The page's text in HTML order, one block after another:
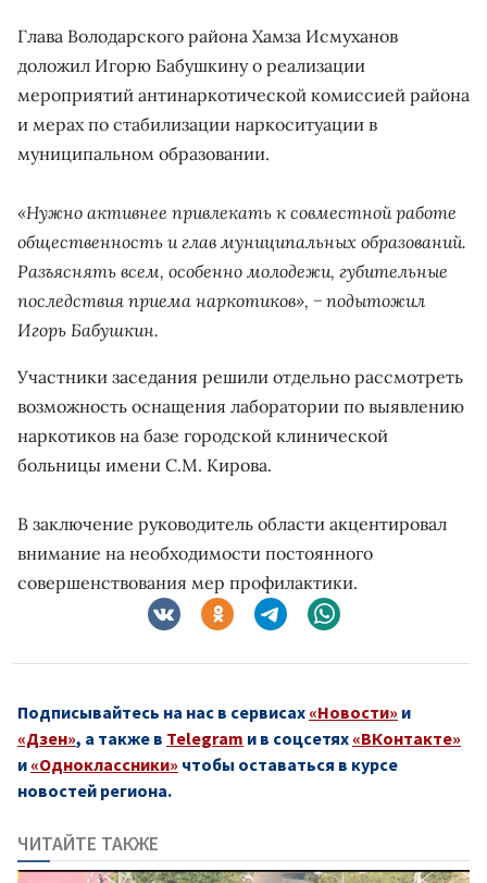
Глава Володарского района Хамза Исмуханов
доложил Игорю Бабушкину о реализации
мероприятий антинаркотической комиссией района
и мерах по стабилизации наркоситуации в
муниципальном образовании.
«Нужно активнее привлекать к совместной работе
общественность и глав муниципальных образований.
Разъяснять всем, особенно молодежи, губительные
последствия приема наркотиков», − подытожил
Игорь Бабушкин.
Участники заседания решили отдельно рассмотреть
возможность оснащения лаборатории по выявлению
наркотиков на базе городской клинической
больницы имени С.М. Кирова.
В заключение руководитель области акцентировал
внимание на необходимости постоянного
совершенствования мер профилактики.
Подписывайтесь на нас в сервисах «Новости» и
«Дзен», а также в Telegram и в соцсетях «ВКонтакте»
и «Одноклассники» чтобы оставаться в курсе
новостей региона.
ЧИТАЙТЕ ТАКЖЕ